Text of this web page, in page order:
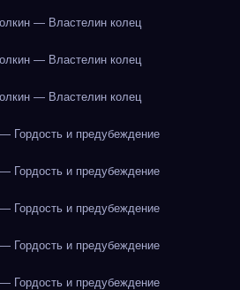
— Властелин колец
— Властелин колец
— Властелин колец
Гордость и предубеждение
Гордость и предубеждение
Гордость и предубеждение
Гордость и предубеждение
Гордость и предубеждение